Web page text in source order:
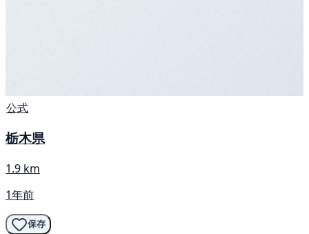
公式
栃木県
1.9 km
1年前
保存